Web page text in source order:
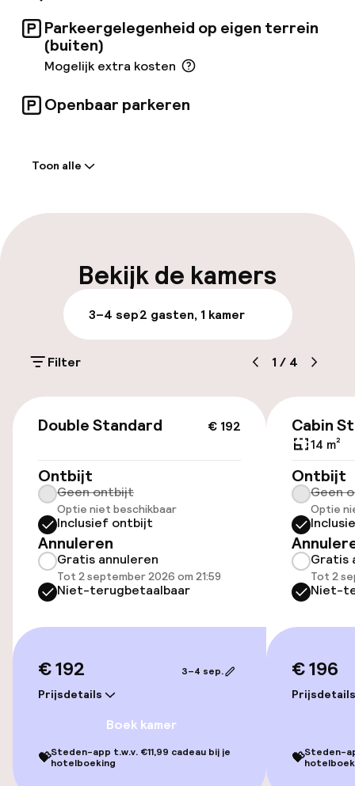
hotel. Banken en een postkantoor liggen op
een paar minuten loopafstand van het hotel.
Parkeergelegenheid op eigen terrein
(buiten)
Mogelijk extra kosten
Openbaar parkeren
Meertalige medewerkers
Parkeren & mobiliteit
Parkeergelegenheid op eigen terrein
(buiten)
Openbaar parkeren
Toegankelijkheid
Lift
Entertainment
Gratis wifi
Eet- en drinkdiensten
Ontbijtbuffet
Vroeg ontbijt
Toon alle
Bekijk de kamers
3–4 sep2 gasten, 1 kamer
Filter 1 / 4
€ 192
Double Standard
Ontbijt
Geen ontbijt
Optie niet beschikbaar
Inclusief ontbijt
Annuleren
Gratis annuleren
Tot 2 september 2026 om 21:59
Niet-terugbetaalbaar
€ 192
Prijsdetails
3–4 sep.
Boek kamer
💝Steden-app t.w.v. €11,99 cadeau bij je
hotelboeking
Cabin
14 m²
Ontbijt
Geen
Optie
Gratis
Tot 2
Niet-
€ 196
Prijsdetails
💝Steden-